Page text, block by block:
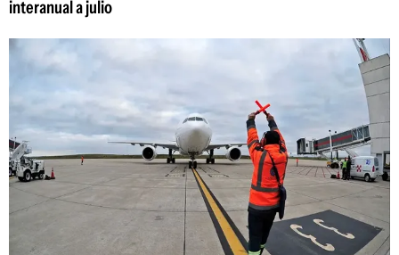
interanual a julio